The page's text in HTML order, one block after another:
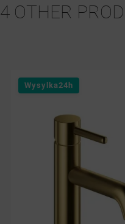
4 OTHER
Wysylka24h